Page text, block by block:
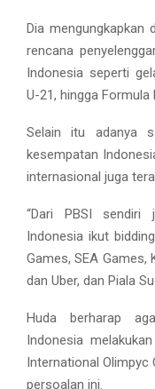
Dia mengungkapkan
rencana
Indonesia seperti
U-21, hingga Formula
Selain itu adanya
kesempatan
internasional juga
“Dari PBSI sendiri
Indonesia ikut
Games, SEA Games,
dan Uber, dan Piala
Huda berharap
Indonesia
International
persoalan ini.